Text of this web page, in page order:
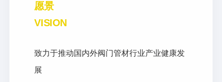
愿景
VISION
致力于推动国内外阀门管材行业产业健康发
展